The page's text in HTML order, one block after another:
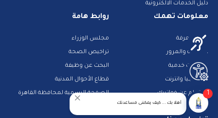
دليل الخدمات الالكترونية
معلومات تهمك
بنك المعرفة
الشرطة والمرور
تطبيقات خدمية
تكنولوجيا وانترنت
استعلم عن فواتيرك
منصات وأدلة تعليمية
روابط هامة
مجلس الوزراء
تراخيص الصحة
البحث عن وظيفة
قطاع الأحوال المدنية
الصفحة الرسمية لمحافظة القاهرة
أهلا بك ... كيف يمكننى مساعدتك
1